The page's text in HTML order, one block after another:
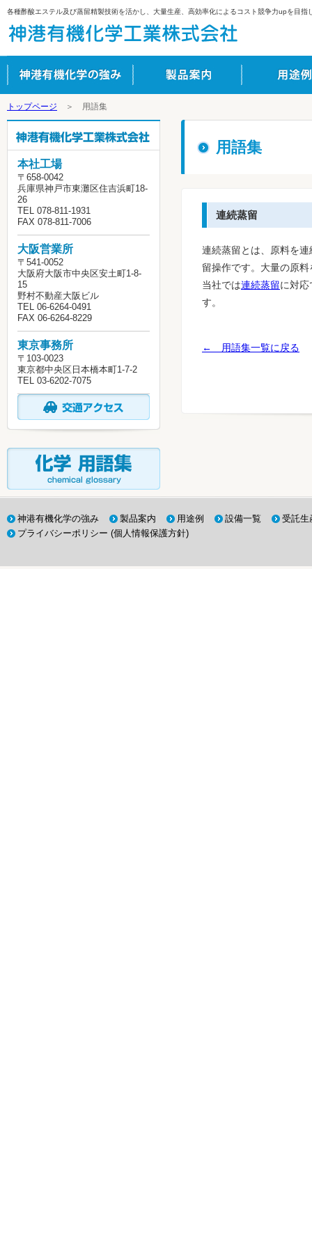
各種酢酸エステル及び蒸留精製技術を活かし、大量生産、高効率化によるコスト競争力upを目指
トップページ ＞ 用語集
用語集
連続蒸留
連続蒸留とは、原料を
留操作です。大量の原
当社では連続蒸留に対
す。
← 用語集一覧に戻る
本社工場
〒658-0042
兵庫県神戸市東灘区住吉浜町18-
26
TEL 078-811-1931
FAX 078-811-7006
大阪営業所
〒541-0052
大阪府大阪市中央区安土町1-8-
15
野村不動産大阪ビル
TEL 06-6264-0491
FAX 06-6264-8229
東京事務所
〒103-0023
東京都中央区日本橋本町1-7-2
TEL 03-6202-7075
神港有機化学の強み 製品案内 用途例 設備一覧
受託生
プライバシーポリシー (個人情報保護方針)